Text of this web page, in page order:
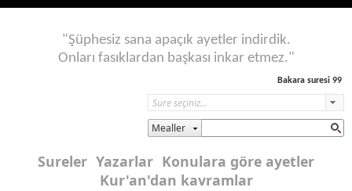
"Şüphesiz sana apaçık ayetler indirdik.
Onları fasıklardan başkası inkar etmez."
Bakara suresi 99
Mealler
Sureler Yazarlar Konulara göre ayetler
Kur'an'dan kavramlar